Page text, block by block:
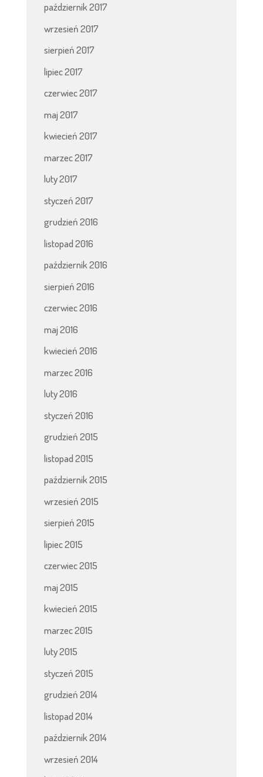
październik 2017
wrzesień 2017
sierpień 2017
lipiec 2017
czerwiec 2017
maj 2017
kwiecień 2017
marzec 2017
luty 2017
styczeń 2017
grudzień 2016
listopad 2016
październik 2016
sierpień 2016
czerwiec 2016
maj 2016
kwiecień 2016
marzec 2016
luty 2016
styczeń 2016
grudzień 2015
listopad 2015
październik 2015
wrzesień 2015
sierpień 2015
lipiec 2015
czerwiec 2015
maj 2015
kwiecień 2015
marzec 2015
luty 2015
styczeń 2015
grudzień 2014
listopad 2014
październik 2014
wrzesień 2014